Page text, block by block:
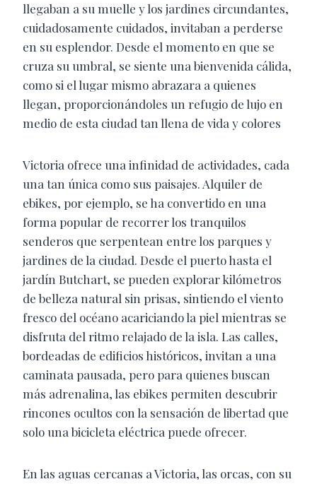
llegaban a su muelle y los jardines circundantes,
cuidadosamente cuidados, invitaban a perderse
en su esplendor. Desde el momento en que se
cruza su umbral, se siente una bienvenida cálida,
como si el lugar mismo abrazara a quienes
llegan, proporcionándoles un refugio de lujo en
medio de esta ciudad tan llena de vida y colores
Victoria ofrece una infinidad de actividades, cada
una tan única como sus paisajes. Alquiler de
ebikes, por ejemplo, se ha convertido en una
forma popular de recorrer los tranquilos
senderos que serpentean entre los parques y
jardines de la ciudad. Desde el puerto hasta el
jardín Butchart, se pueden explorar kilómetros
de belleza natural sin prisas, sintiendo el viento
fresco del océano acariciando la piel mientras se
disfruta del ritmo relajado de la isla. Las calles,
bordeadas de edificios históricos, invitan a una
caminata pausada, pero para quienes buscan
más adrenalina, las ebikes permiten descubrir
rincones ocultos con la sensación de libertad que
solo una bicicleta eléctrica puede ofrecer.
En las aguas cercanas a Victoria, las orcas, con su